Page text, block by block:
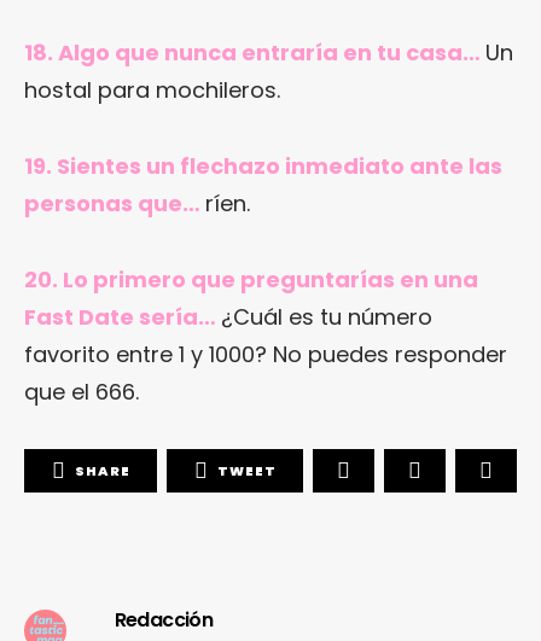
18. Algo que nunca entraría en tu casa… Un
hostal para mochileros.
19. Sientes un flechazo inmediato ante las
personas que… ríen.
20. Lo primero que preguntarías en una
Fast Date sería… ¿Cuál es tu número
favorito entre 1 y 1000? No puedes responder
que el 666.
SHARE TWEET
Redacción